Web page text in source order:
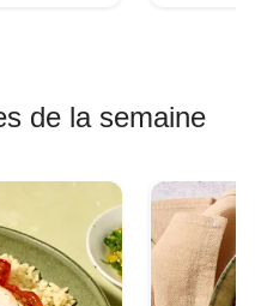
de la semaine